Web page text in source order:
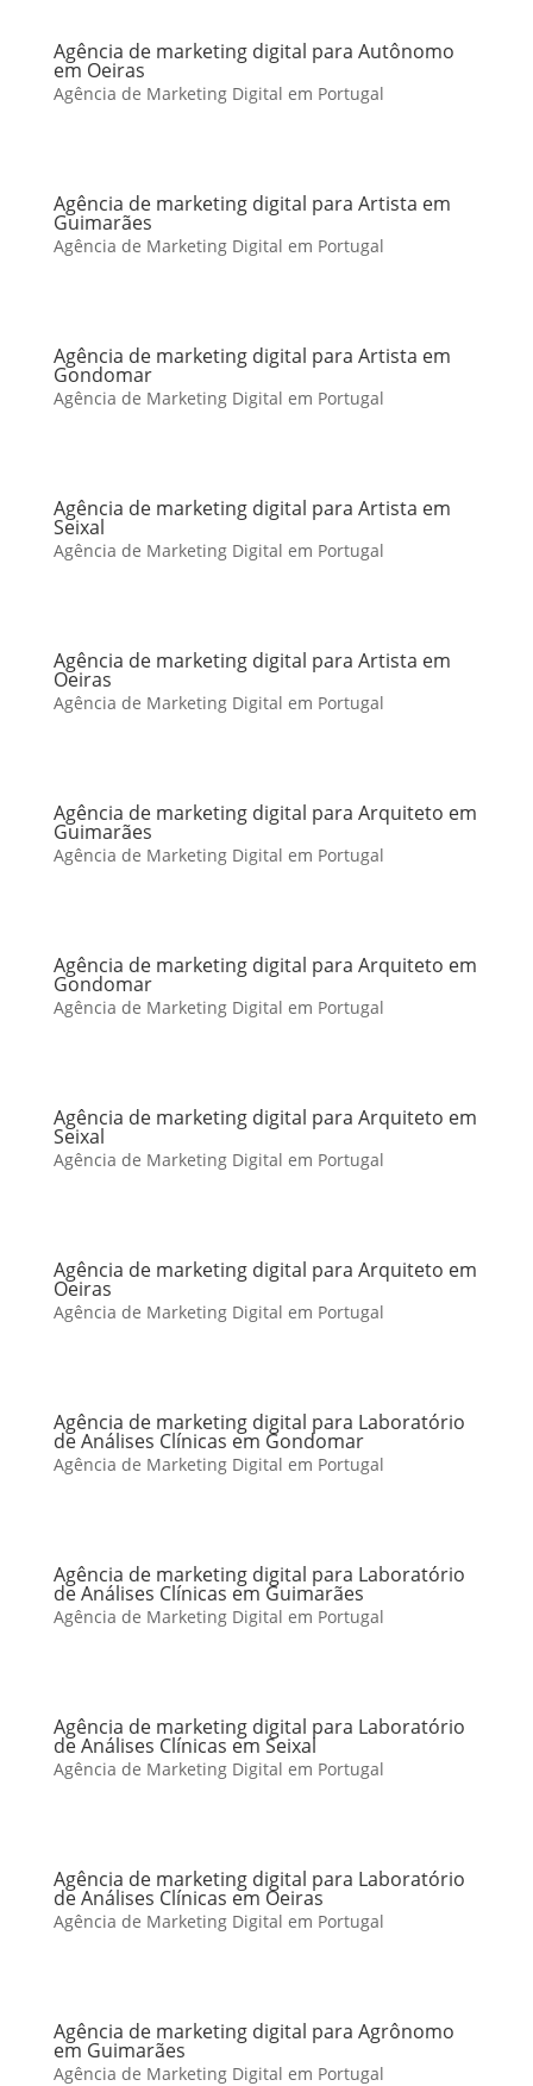
Agência de marketing digital para Autônomo
em Oeiras
Agência de Marketing Digital em Portugal
Agência de marketing digital para Artista em
Guimarães
Agência de Marketing Digital em Portugal
Agência de marketing digital para Artista em
Gondomar
Agência de Marketing Digital em Portugal
Agência de marketing digital para Artista em
Seixal
Agência de Marketing Digital em Portugal
Agência de marketing digital para Artista em
Oeiras
Agência de Marketing Digital em Portugal
Agência de marketing digital para Arquiteto em
Guimarães
Agência de Marketing Digital em Portugal
Agência de marketing digital para Arquiteto em
Gondomar
Agência de Marketing Digital em Portugal
Agência de marketing digital para Arquiteto em
Seixal
Agência de Marketing Digital em Portugal
Agência de marketing digital para Arquiteto em
Oeiras
Agência de Marketing Digital em Portugal
Agência de marketing digital para Laboratório
de Análises Clínicas em Gondomar
Agência de Marketing Digital em Portugal
Agência de marketing digital para Laboratório
de Análises Clínicas em Guimarães
Agência de Marketing Digital em Portugal
Agência de marketing digital para Laboratório
de Análises Clínicas em Seixal
Agência de Marketing Digital em Portugal
Agência de marketing digital para Laboratório
de Análises Clínicas em Oeiras
Agência de Marketing Digital em Portugal
Agência de marketing digital para Agrônomo
em Guimarães
Agência de Marketing Digital em Portugal